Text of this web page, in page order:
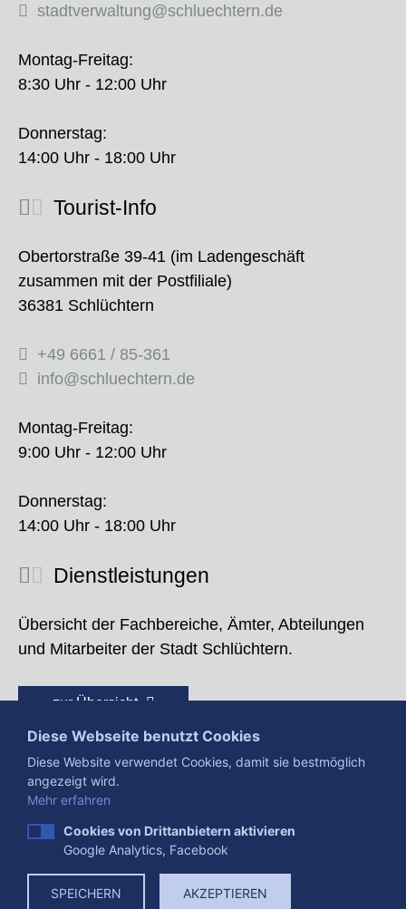
stadtverwaltung@schluechtern.de
Montag-Freitag:
8:30 Uhr - 12:00 Uhr
Donnerstag:
14:00 Uhr - 18:00 Uhr
Tourist-Info
Obertorstraße 39-41 (im Ladengeschäft
zusammen mit der Postfiliale)
36381 Schlüchtern
+49 6661 / 85-361
info@schluechtern.de
Montag-Freitag:
9:00 Uhr - 12:00 Uhr
Donnerstag:
14:00 Uhr - 18:00 Uhr
Dienstleistungen
Übersicht der Fachbereiche, Ämter, Abteilungen
und Mitarbeiter der Stadt Schlüchtern.
zur Übersicht
Presse Impressum
Datenschutzerklärung
Datenverarbeitung
Cookies
Diese Webseite benutzt Cookies
Diese Website verwendet Cookies, damit sie bestmöglich
angezeigt wird.
Mehr erfahren
Cookies von Drittanbietern aktivieren
Google Analytics, Facebook
SPEICHERN AKZEPTIEREN